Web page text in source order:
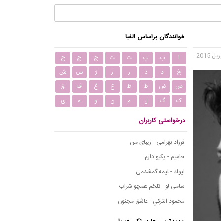
خوانندگان براساس الفبا
ا ب پ ت ث ج چ
ح
خ
د ذ ر ز ژ س
ش
ص
ض ط ظ ع غ ف
ق
ک
گ ل م ن و ه ی
درخواستی کاربران
فرزاد بهرامی - زیبای من
حامیم - یکیو دارم
نیواد - نیمه گمشدمی
سامی لو - تلخم همچو شراب
محمود التركي - عاشق مجنون